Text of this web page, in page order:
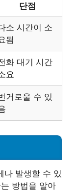
단점
소 시간이 소
됨
화 대기 시간
요
거로울 수 있
나 발생할 수 있
방법을 알아